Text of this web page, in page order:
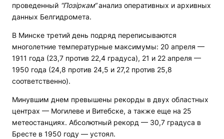
проведенный “Позіркам“анализ оперативных и архивных
данных Белгидромета.
В Минске третий день подряд переписываются
многолетние температурные максимумы: 20 апреля —
1911 года (23,7 против 22,4 градуса), 21 и 22 апреля —
1950 года (24,8 против 24,5 и 27,2 против 25,8
соответственно).
Минувшим днем превышены рекорды в двух областных
центрах — Могилеве и Витебске, а также еще на 25
метеостанциях. Абсолютный рекорд — 30,7 градуса в
Бресте в 1950 году — устоял.